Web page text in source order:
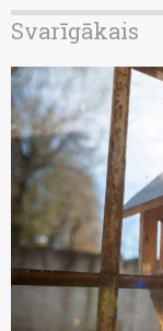
Svarīgākais